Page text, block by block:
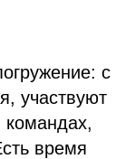
с
участвуют
командах,
время